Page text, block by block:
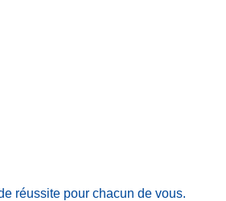
réussite pour chacun de vous.